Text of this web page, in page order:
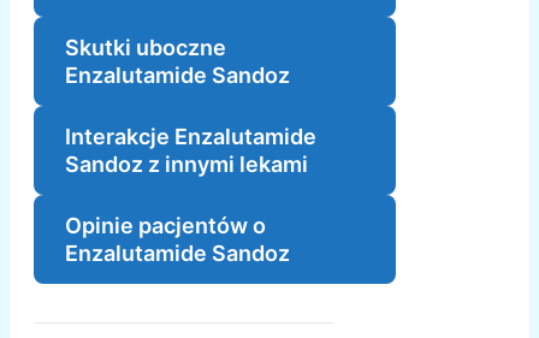
Skutki uboczne
Enzalutamide Sandoz
Interakcje Enzalutamide
Sandoz z innymi lekami
Opinie pacjentów o
Enzalutamide Sandoz